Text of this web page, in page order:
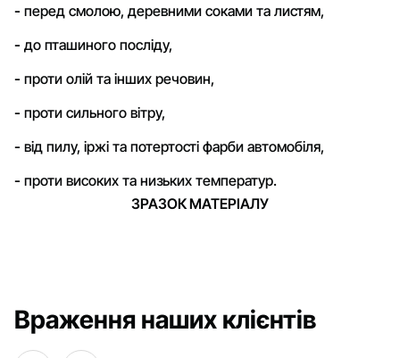
- перед смолою, деревними соками та листям,
- до пташиного посліду,
- проти олій та інших речовин,
- проти сильного вітру,
- від пилу, іржі та потертості фарби автомобіля,
- проти високих та низьких температур.
ЗРАЗОК МАТЕРІАЛУ
Враження наших клієнтів